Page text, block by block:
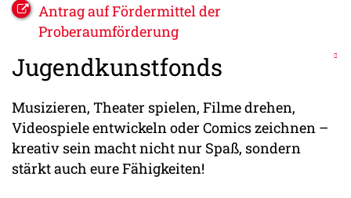
Antrag auf Fördermittel der
Proberaumförderung
Jugendkunstfonds
Musizieren, Theater spielen, Filme drehen,
Videospiele entwickeln oder Comics zeichnen –
kreativ sein macht nicht nur Spaß, sondern
stärkt auch eure Fähigkeiten!